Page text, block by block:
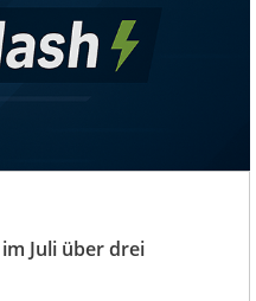
Juli über drei